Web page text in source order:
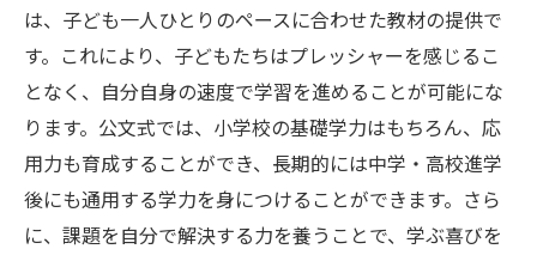
は、子ども一人ひとりのペースに合わせた教材の提供で
す。これにより、子どもたちはプレッシャーを感じるこ
となく、自分自身の速度で学習を進めることが可能にな
ります。公文式では、小学校の基礎学力はもちろん、応
用力も育成することができ、長期的には中学・高校進学
後にも通用する学力を身につけることができます。さら
に、課題を自分で解決する力を養うことで、学ぶ喜びを